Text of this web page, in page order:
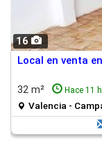
16
Local en venta
32 m² Hace 11
Valencia -